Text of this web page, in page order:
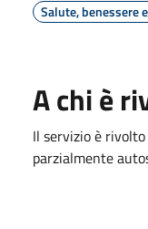
Salute, benessere
A chi è
Il servizio è
parzialmente